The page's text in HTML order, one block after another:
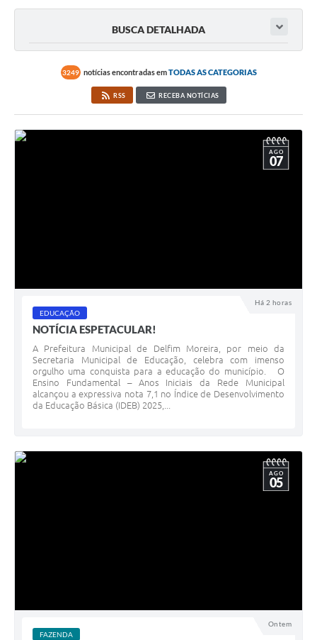
Turismo
CAPINA ECOLÓGICA
Listas de Espera - Unidade Básica de Saúde
Conheça Delfim Moreira
JORNADA DO PATRIMÔNIO
Requerimento
Arquivos para Download
Links
BUSCA DETALHADA
3249 notícias encontradas emTODAS AS CATEGORIAS
RSS RECEBA NOTÍCIAS
Há 2 horas
AGO
07
EDUCAÇÃO
NOTÍCIA ESPETACULAR!
A Prefeitura Municipal de Delfim Moreira, por meio da
Secretaria Municipal de Educação, celebra com imenso
orgulho uma conquista para a educação do município. O
Ensino Fundamental – Anos Iniciais da Rede Municipal
alcançou a expressiva nota 7,1 no Índice de Desenvolvimento
da Educação Básica (IDEB) 2025,...
Ontem
AGO
05
FAZENDA